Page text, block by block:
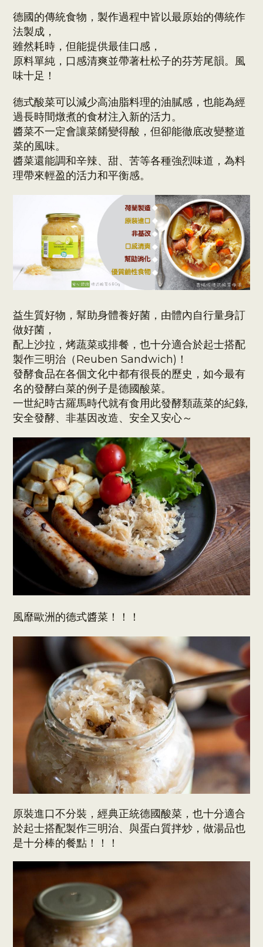
德國的傳統食物，製作過程中皆以最原始的傳統作
法製成，
雖然耗時，但能提供最佳口感，
原料單純，口感清爽並帶著杜松子的芬芳尾韻。風
味十足！
德式酸菜可以減少高油脂料理的油膩感，也能為經
過長時間燉煮的食材注入新的活力。
醬菜不一定會讓菜餚變得酸，但卻能徹底改變整道
菜的風味。
醬菜還能調和辛辣、甜、苦等各種強烈味道，為料
理帶來輕盈的活力和平衡感。
益生質好物，幫助身體養好菌， 由體內自行量身訂
做好菌，
配上沙拉，烤蔬菜或排餐，也十分適合於起士搭配
製作三明治（Reuben Sandwich)！
發酵食品在各個文化中都有很長的歷史，如今最有
名的發酵白菜的例子是德國酸菜。
一世紀時古羅馬時代就有食用此發酵類蔬菜的紀錄,
安全發酵、非基因改造、安全又安心～
風靡歐洲的德式醬菜！！！
原裝進口不分裝，經典正統德國酸菜，也十分適合
於起士搭配製作三明治、與蛋白質拌炒，做湯品也
是十分棒的餐點！！！